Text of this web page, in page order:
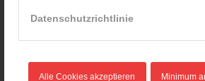
Datenschutzrichtlinie
Alle Cookies akzeptieren Minimum